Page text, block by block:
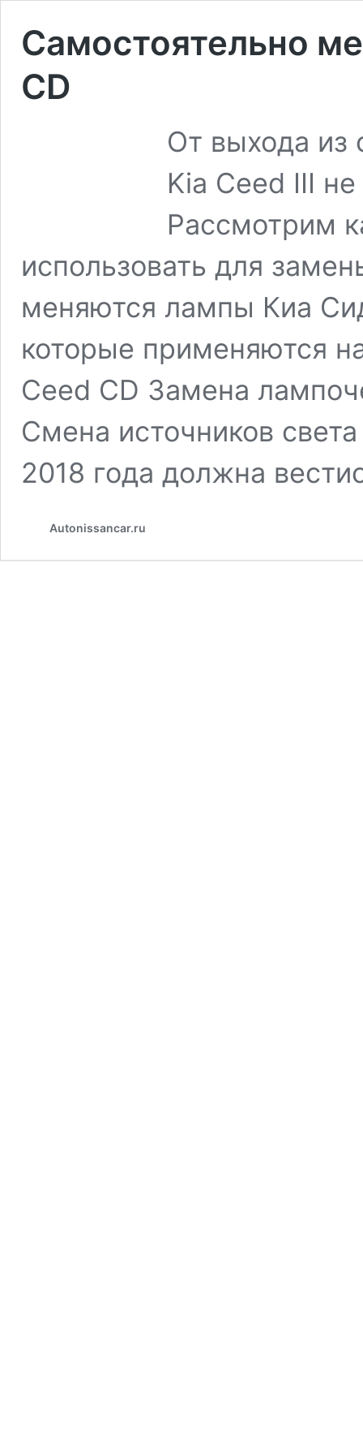
Самостоятельно
CD
От выхода из
Kia Ceed III
Рассмотрим
использовать для
меняются лампы Киа
которые применяются
Ceed CD Замена
Смена источников
2018 года должна
Autonissancar.ru